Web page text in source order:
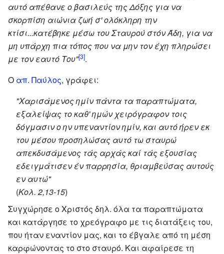
αυτό απέθανε ο βασιλεύς της Δόξης για να
σκορπίση αιώνια ζωή σ' ολόκληρη την
κτίσι...κατέβηκε μέσω του Σταυρού στόν Άδη, για να
μη υπάρχη πια τόπος που να μην τον έχη πληρώσει
με τον εαυτό Του"[3].
Ο απ. Παύλος, γράφει:
"Χαρισάμενος ημίν πάντα τα παραπτώματα,
εξαλείψας το καθ' ημών χειρόγραφον τοις
δόγμασιν ο ην υπεναντίον ημίν, και αυτό ήρεν εκ
του μέσου προσηλώσας αυτό τω σταυρώ
απεκδυσάμενος τάς αρχάς καί τάς εξουσίας
εδειγμάτισεν έν παρρησία, θριαμβεύσας αυτούς
εν αυτώ"
(Κολ. 2,13-15)
Συγχώρησε ο Χριστός δηλ. όλα τα παραπτώματα
και κατάργησε το χρεόγραφο με τις διατάξεις του,
που ήταν εναντίον μας, και το έβγαλε από τη μέση
καρφώνοντας το στο σταυρό. Και αφαίρεσε τη